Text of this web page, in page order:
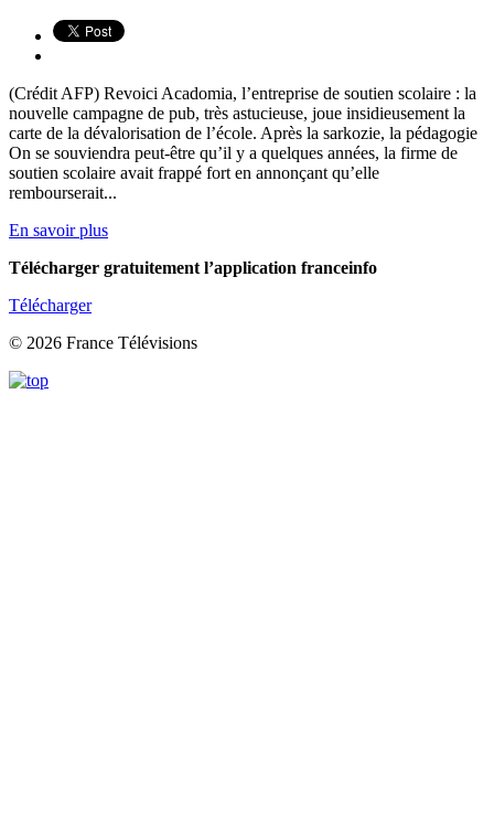
(Crédit AFP) Revoici Acadomia, l’entreprise de soutien scolaire : la
nouvelle campagne de pub, très astucieuse, joue insidieusement la
carte de la dévalorisation de l’école. Après la sarkozie, la pédagogie
On se souviendra peut-être qu’il y a quelques années, la firme de
soutien scolaire avait frappé fort en annonçant qu’elle
rembourserait...
En savoir plus
Télécharger gratuitement l’application franceinfo
Télécharger
© 2026 France Télévisions